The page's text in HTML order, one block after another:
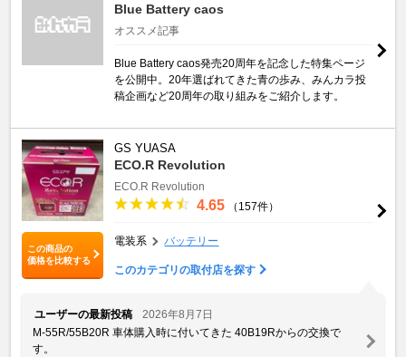
Blue Battery caos
オススメ記事
Blue Battery caos発売20周年を記念した特集ページ
を公開中。20年選ばれてきた青の歩み、みんカラ投
稿企画など20周年の取り組みをご紹介します。
この商品の
価格を比較する
GS YUASA
ECO.R Revolution
ECO.R Revolution
4.65 （157件）
電装系 バッテリー
このカテゴリの取付店を探す
ユーザーの最新投稿
2026年8月7日
M-55R/55B20R 車体購入時に付いてきた 40B19Rからの交換で
す。